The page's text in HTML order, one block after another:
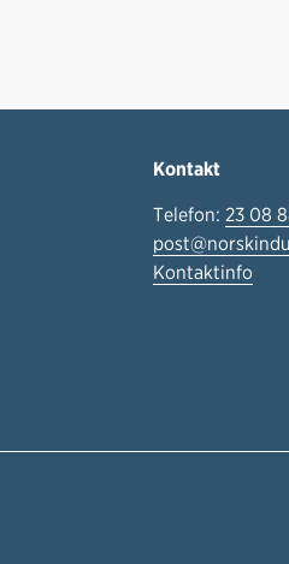
Kontakt
Telefon: 23 08
Kontaktinfo